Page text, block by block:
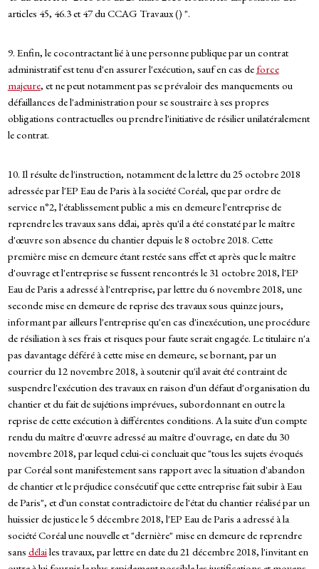
articles 45, 46.3 et 47 du CCAG Travaux () ".
9. Enfin, le cocontractant lié à une personne publique par un contrat
administratif est tenu d'en assurer l'exécution, sauf en cas de force
majeure, et ne peut notamment pas se prévaloir des manquements ou
défaillances de l'administration pour se soustraire à ses propres
obligations contractuelles ou prendre l'initiative de résilier unilatéralement
le contrat.
10. Il résulte de l'instruction, notamment de la lettre du 25 octobre 2018
adressée par l'EP Eau de Paris à la société Coréal, que par ordre de
service n°2, l'établissement public a mis en demeure l'entreprise de
reprendre les travaux sans délai, après qu'il a été constaté par le maître
d'œuvre son absence du chantier depuis le 8 octobre 2018. Cette
première mise en demeure étant restée sans effet et après que le maître
d'ouvrage et l'entreprise se fussent rencontrés le 31 octobre 2018, l'EP
Eau de Paris a adressé à l'entreprise, par lettre du 6 novembre 2018, une
seconde mise en demeure de reprise des travaux sous quinze jours,
informant par ailleurs l'entreprise qu'en cas d'inexécution, une procédure
de résiliation à ses frais et risques pour faute serait engagée. Le titulaire n'a
pas davantage déféré à cette mise en demeure, se bornant, par un
courrier du 12 novembre 2018, à soutenir qu'il avait été contraint de
suspendre l'exécution des travaux en raison d'un défaut d'organisation du
chantier et du fait de sujétions imprévues, subordonnant en outre la
reprise de cette exécution à différentes conditions. A la suite d'un compte
rendu du maître d'œuvre adressé au maître d'ouvrage, en date du 30
novembre 2018, par lequel celui-ci concluait que "tous les sujets évoqués
par Coréal sont manifestement sans rapport avec la situation d'abandon
de chantier et le préjudice consécutif que cette entreprise fait subir à Eau
de Paris", et d'un constat contradictoire de l'état du chantier réalisé par un
huissier de justice le 5 décembre 2018, l'EP Eau de Paris a adressé à la
société Coréal une nouvelle et "dernière" mise en demeure de reprendre
sans délailes travaux, par lettre en date du 21 décembre 2018, l'invitant en